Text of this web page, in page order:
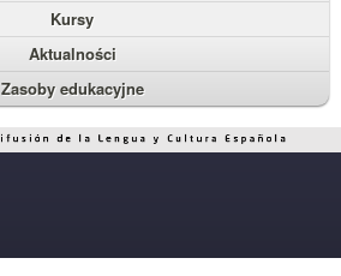
Kursy
Aktualności
Zasoby edukacyjne